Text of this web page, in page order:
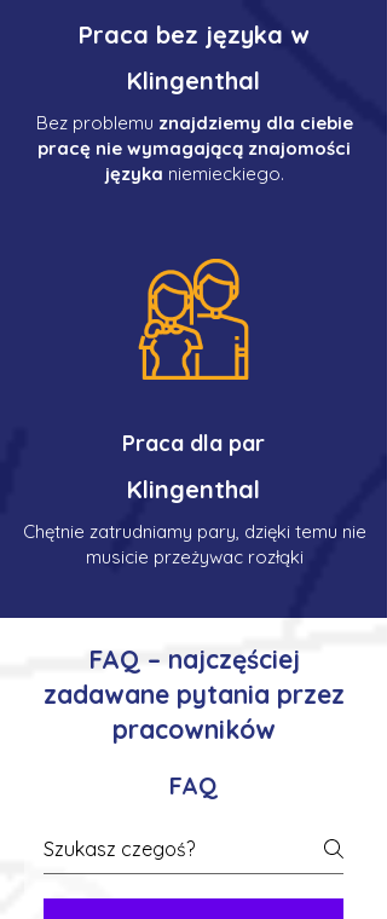
Praca bez języka w
Klingenthal
Bez problemu znajdziemy dla ciebie
pracę nie wymagającą znajomości
języka niemieckiego.
Praca dla par
Klingenthal
Chętnie zatrudniamy pary, dzięki temu nie
musicie przeżywac rozłąki
FAQ – najczęściej
zadawane pytania przez
pracowników
FAQ